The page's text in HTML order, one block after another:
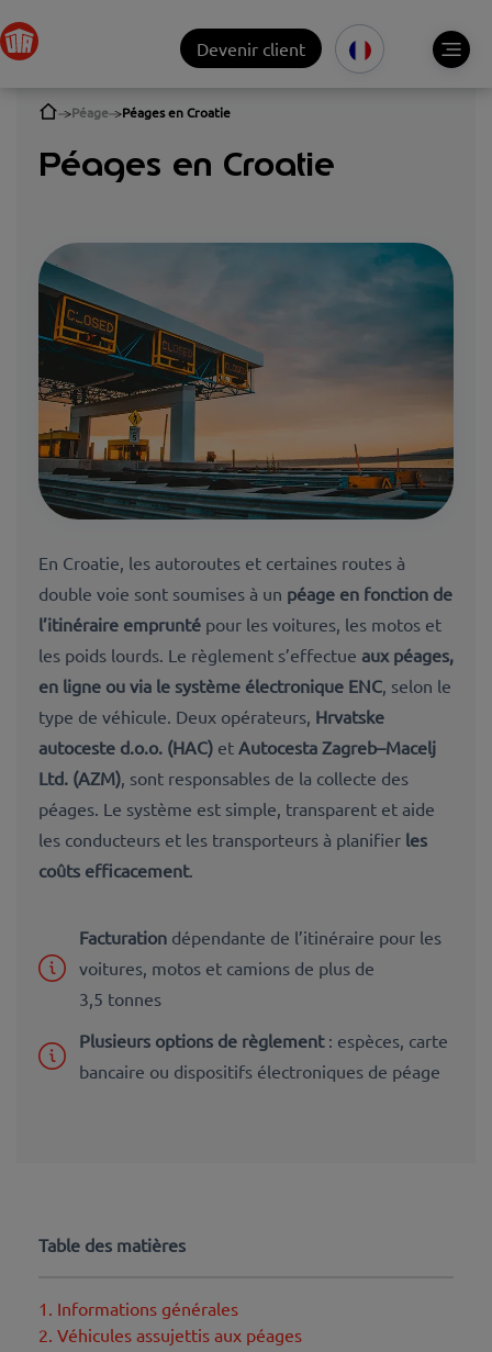
Devenir client
Péage Péages en Croatie
Péages en Croatie
En Croatie, les autoroutes et certaines routes à
double voie sont soumises à un péage en fonction de
l’itinéraire emprunté pour les voitures, les motos et
les poids lourds. Le règlement s’effectue aux péages,
en ligne ou via le système électronique ENC, selon le
type de véhicule. Deux opérateurs, Hrvatske
autoceste d.o.o. (HAC) et Autocesta Zagreb–Macelj
Ltd. (AZM), sont responsables de la collecte des
péages. Le système est simple, transparent et aide
les conducteurs et les transporteurs à planifier les
coûts efficacement.
Facturation dépendante de l’itinéraire pour les
voitures, motos et camions de plus de
3,5 tonnes
Plusieurs options de règlement: espèces, carte
bancaire ou dispositifs électroniques de péage
Table des matières
1. Informations générales
2. Véhicules assujettis aux péages